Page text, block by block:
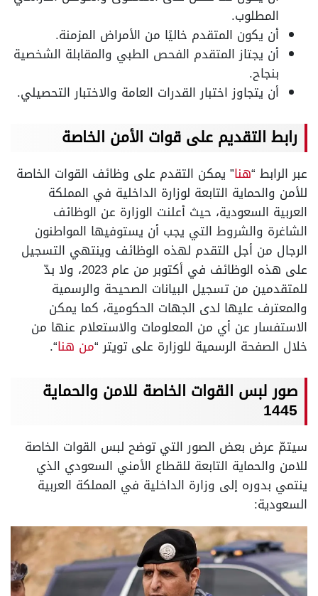
المطلوب.
أن يكون المتقدم خاليًا من الأمراض المزمنة.
أن يجتاز المتقدم الفحص الطبي والمقابلة الشخصية
بنجاح.
أن يتجاوز اختبار القدرات العامة والاختبار التحصيلي.
رابط التقديم على قوات الأمن الخاصة
عبر الرابط “هنا” يمكن التقدم على وظائف القوات الخاصة
للأمن والحماية التابعة لوزارة الداخلية في المملكة
العربية السعودية، حيث أعلنت الوزارة عن الوظائف
الشاغرة والشروط التي يجب أن يستوفيها المواطنون
الرجال من أجل التقدم لهذه الوظائف وينتهي التسجيل
على هذه الوظائف في أكتوبر من عام 2023، ولا بدّ
للمتقدمين من تسجيل البيانات الصحيحة والرسمية
والمعترف عليها لدى الجهات الحكومية، كما يمكن
الاستفسار عن أي من المعلومات والاستعلام عنها من
خلال الصفحة الرسمية للوزارة على تويتر “من هنا“.
صور لبس القوات الخاصة للامن والحماية
1445
سيتمّ عرض بعض الصور التي توضح لبس القوات الخاصة
للامن والحماية التابعة للقطاع الأمني السعودي الذي
ينتمي بدوره إلى وزارة الداخلية في المملكة العربية
السعودية: